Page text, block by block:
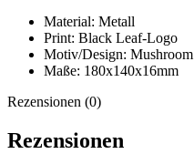
Material: Metall
Print: Black Leaf-Logo
Motiv/Design: Mushroom
Maße: 180x140x16mm
Rezensionen (0)
Rezensionen